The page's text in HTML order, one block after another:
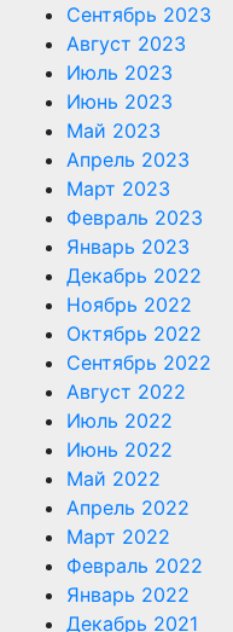
Сентябрь 2023
Август 2023
Июль 2023
Июнь 2023
Май 2023
Апрель 2023
Март 2023
Февраль 2023
Январь 2023
Декабрь 2022
Ноябрь 2022
Октябрь 2022
Сентябрь 2022
Август 2022
Июль 2022
Июнь 2022
Май 2022
Апрель 2022
Март 2022
Февраль 2022
Январь 2022
Декабрь 2021